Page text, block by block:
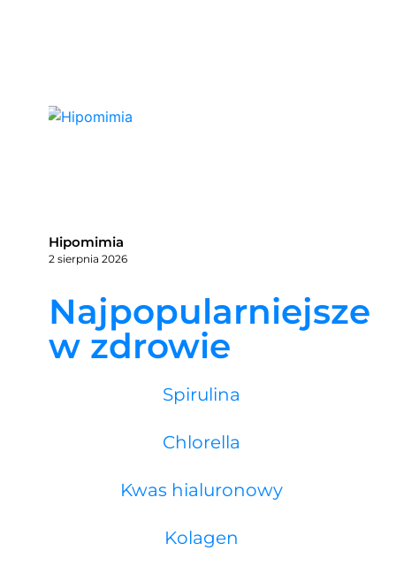
Hipomimia
2 sierpnia 2026
Najpopularniejsze
w zdrowie
Spirulina
Chlorella
Kwas hialuronowy
Kolagen